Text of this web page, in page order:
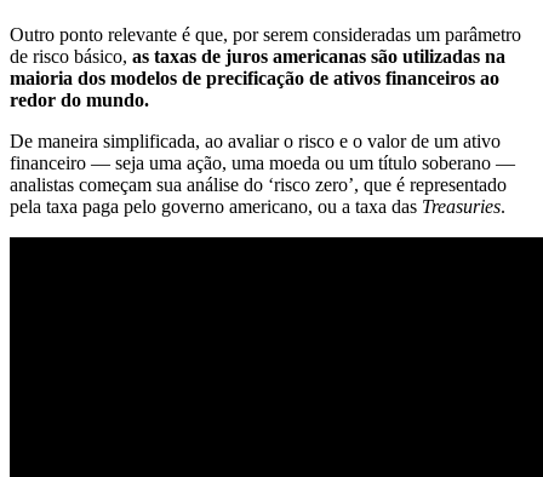
Outro ponto relevante é que, por serem consideradas um parâmetro
de risco básico, as taxas de juros americanas são utilizadas na
maioria dos modelos de precificação de ativos financeiros ao
redor do mundo.
De maneira simplificada, ao avaliar o risco e o valor de um ativo
financeiro — seja uma ação, uma moeda ou um título soberano —
analistas começam sua análise do ‘risco zero’, que é representado
pela taxa paga pelo governo americano, ou a taxa das Treasuries.